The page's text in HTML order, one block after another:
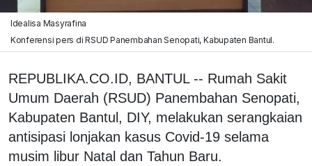
Idealisa Masyrafina
Konferensi pers di RSUD Panembahan Senopati, Kabupaten Bantul.
REPUBLIKA.CO.ID, BANTUL -- Rumah Sakit
Umum Daerah (RSUD) Panembahan Senopati,
Kabupaten Bantul, DIY, melakukan serangkaian
antisipasi lonjakan kasus Covid-19 selama
musim libur Natal dan Tahun Baru.